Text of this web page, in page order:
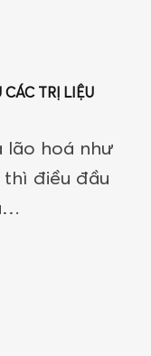
TRỊ LIỆU
lão hoá như
thì điều đầu